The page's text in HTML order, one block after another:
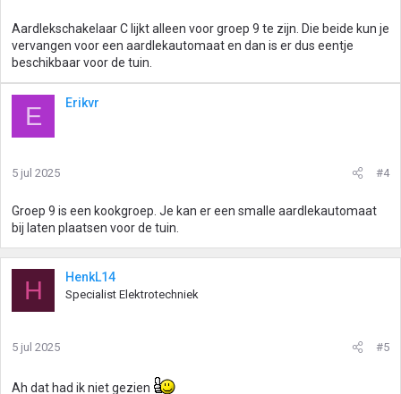
Aardlekschakelaar C lijkt alleen voor groep 9 te zijn. Die beide kun je
vervangen voor een aardlekautomaat en dan is er dus eentje
beschikbaar voor de tuin.
E Erikvr
5 jul 2025 #4
Groep 9 is een kookgroep. Je kan er een smalle aardlekautomaat
bij laten plaatsen voor de tuin.
H HenkL14
Specialist Elektrotechniek
5 jul 2025 #5
Ah dat had ik niet gezien